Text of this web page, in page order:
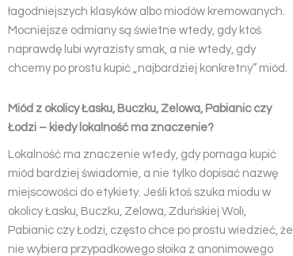
łagodniejszych klasyków albo miodów kremowanych.
Mocniejsze odmiany są świetne wtedy, gdy ktoś
naprawdę lubi wyrazisty smak, a nie wtedy, gdy
chcemy po prostu kupić „najbardziej konkretny” miód.
Miód z okolicy Łasku, Buczku, Zelowa, Pabianic czy
Łodzi – kiedy lokalność ma znaczenie?
Lokalność ma znaczenie wtedy, gdy pomaga kupić
miód bardziej świadomie, a nie tylko dopisać nazwę
miejscowości do etykiety. Jeśli ktoś szuka miodu w
okolicy Łasku, Buczku, Zelowa, Zduńskiej Woli,
Pabianic czy Łodzi, często chce po prostu wiedzieć, że
nie wybiera przypadkowego słoika z anonimowego